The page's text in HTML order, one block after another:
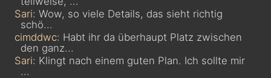
Sari: Wow, so viele Details, das sieht richtig
schö...
cimddwc: Habt ihr da überhaupt Platz zwischen
den ganz...
Sari: Klingt nach einem guten Plan. Ich sollte mir
...